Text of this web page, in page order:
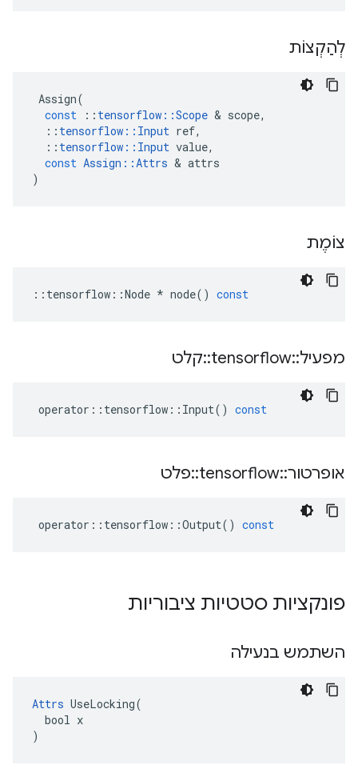
לְהַקְצוֹת
Assign(
const
:: tensorflow ::Scope & scope,
:: tensorflow :: Input ref,
:: tensorflow :: Input value,
const Assign ::Attrs & attrs
)
צוֹמֶת
:: tensorflow ::Node * node() const
מפעיל::
tensorflow
::קלט
operator :: tensorflow :: Input() const
אופרטור::
tensorflow
::פלט
operator :: tensorflow ::Output() const
פונקציות סטטיות ציבוריות
השתמש בנעילה
Attrs UseLocking(
  bool x
)